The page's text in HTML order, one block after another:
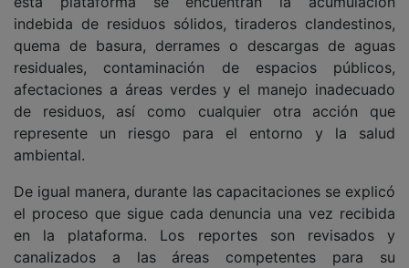
indebida de residuos sólidos, tiraderos clandestinos,
quema de basura, derrames o descargas de aguas
residuales, contaminación de espacios públicos,
afectaciones a áreas verdes y el manejo inadecuado
de residuos, así como cualquier otra acción que
represente un riesgo para el entorno y la salud
ambiental.
De igual manera, durante las capacitaciones se explicó
el proceso que sigue cada denuncia una vez recibida
en la plataforma. Los reportes son revisados y
canalizados a las áreas competentes para su